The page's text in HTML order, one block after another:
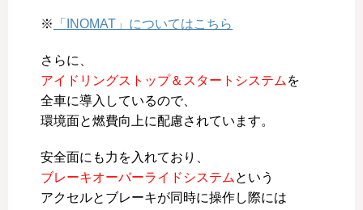
※ 「INOMAT」についてはこちら
さらに、
アイドリングストップ＆スタートシステム を
全車に導入しているので、
環境面と燃費向上に配慮されています。
安全面にも力を入れており、
ブレーキオーバーライドシステム という
アクセルとブレーキが同時に操作し際には